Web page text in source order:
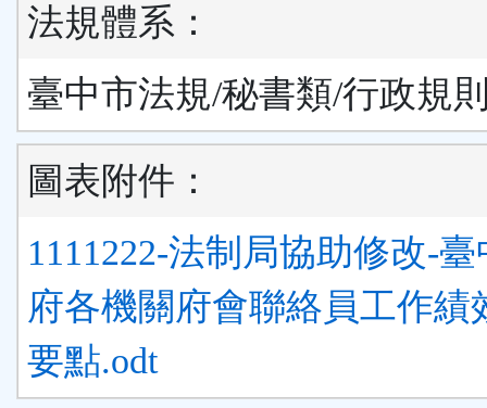
法規體系：
臺中市法規/秘書類/行政規
圖表附件：
1111222-法制局協助修改-
府各機關府會聯絡員工作績
要點.odt